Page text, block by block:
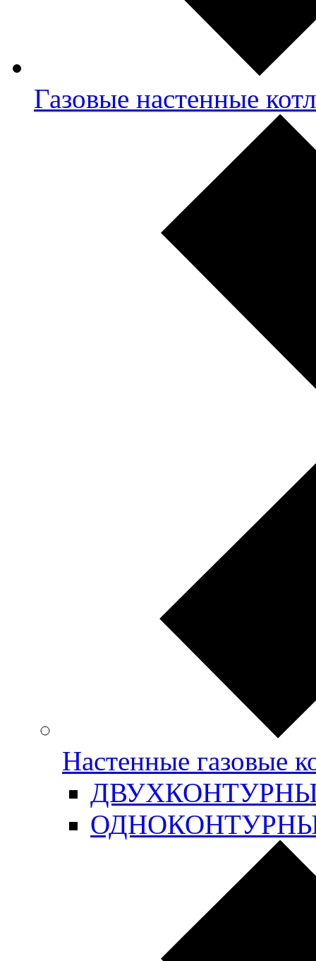
Газовые настенные
Настенные газовые